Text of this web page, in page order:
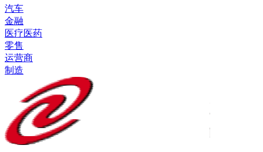
汽车
金融
医疗医药
零售
运营商
制造